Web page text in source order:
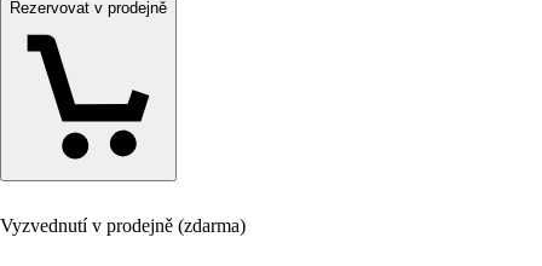
Rezervovat v prodejně
Vyzvednutí v prodejně (zdarma)